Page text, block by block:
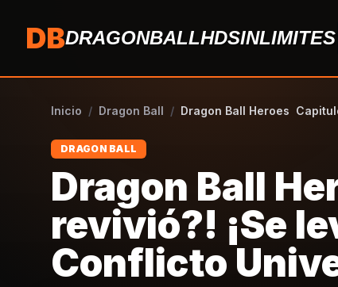
DBDRAGONBALLHDSINLIMITES
Inicio / Dragon Ball / Dragon Ball Heroes
DRAGON BALL
Dragon Ball
revivió?! ¡Se
Conflicto